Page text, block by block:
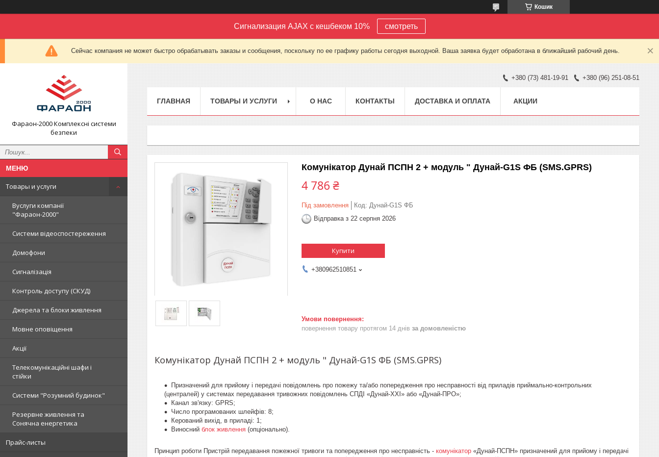
Кошик
Сигнализация AJAX с кешбеком 10% смотреть
Сейчас компания не может быстро обрабатывать заказы и сообщения, поскольку по ее графику работы сегодня выходной. Ваша заявка будет обработана в ближайший рабочий день.
Фараон-2000 Комплексні системи
безпеки
Товары и услуги
Вуслуги компанії
"Фараон-2000"
Системи відеоспостереження
Домофони
Сигналізація
Контроль доступу (СКУД)
Джерела та блоки живлення
Мовне оповіщення
Акції
Телекомунікаційні шафи і
стійки
Системи "Розумний будинок"
Резервне живлення та
Сонячна енергетика
Прайс-листы
+380 (73) 481-19-91 +380 (96) 251-08-51
ГЛАВНАЯ ТОВАРЫ И УСЛУГИ О НАС КОНТАКТЫ ДОСТАВКА И ОПЛАТА АКЦИИ
Комунікатор Дунай ПСПН 2 + модуль " Дунай-G1S ФБ (SMS.GPRS)
4 786 ₴
Під замовлення Код: Дунай-G1S ФБ
Відправка з 22 серпня 2026
Купити
+380962510851
повернення товару протягом 14 днів за домовленістю
Комунікатор Дунай ПСПН 2 + модуль " Дунай-G1S ФБ (SMS.GPRS)
Призначений для прийому і передачі повідомлень про пожежу та/або попередження про несправності від приладів приймально-контрольних
(централей) у системах передавання тривожних повідомлень СПДІ «Дунай-XXI» або «Дунай-ПРО»;
Канал зв'язку: GPRS;
Число програмованих шлейфів: 8;
Керований вихід, в приладі: 1;
Виносний блок живлення (опціонально).
Принцип роботи Пристрій передавання пожежної тривоги та попередження про несправність - комунікатор «Дунай-ПСПН» призначений для прийому і передачі